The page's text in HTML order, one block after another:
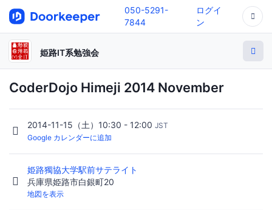
050-5291-
7844
ログイ
ン
姫路IT系勉強会
CoderDojo Himeji 2014 November
2014-11-15（土）10:30 - 12:00 JST
Google カレンダーに追加
姫路獨協大学駅前サテライト
兵庫県姫路市白銀町20
地図を表示